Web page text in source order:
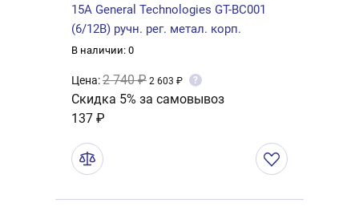
15А General Technologies GT-BC001
(6/12В) ручн. рег. метал. корп.
В наличии: 0
Цена:2 740 ₽ 2 603 ₽ ?
Скидка 5% за самовывоз
137 ₽